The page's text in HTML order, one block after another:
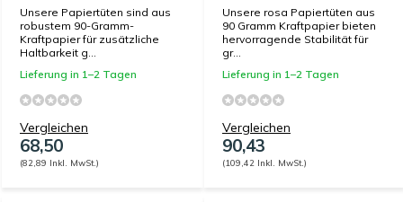
Unsere Papiertüten sind aus
robustem 90-Gramm-
Kraftpapier für zusätzliche
Haltbarkeit g...
Lieferung in 1–2 Tagen
Vergleichen
68,50
(82,89 Inkl. MwSt.)
Unsere rosa Papiertüten aus
90 Gramm Kraftpapier bieten
hervorragende Stabilität für
gr...
Lieferung in 1–2 Tagen
Vergleichen
90,43
(109,42 Inkl. MwSt.)